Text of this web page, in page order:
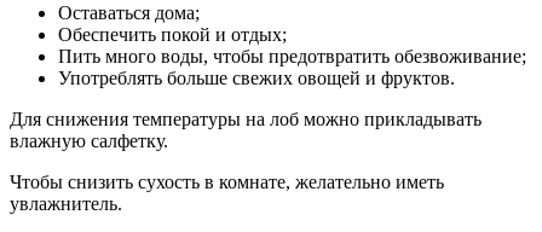
Оставаться дома;
Обеспечить покой и отдых;
Пить много воды, чтобы предотвратить обезвоживание;
Употреблять больше свежих овощей и фруктов.
Для снижения температуры на лоб можно прикладывать
влажную салфетку.
Чтобы снизить сухость в комнате, желательно иметь
увлажнитель.